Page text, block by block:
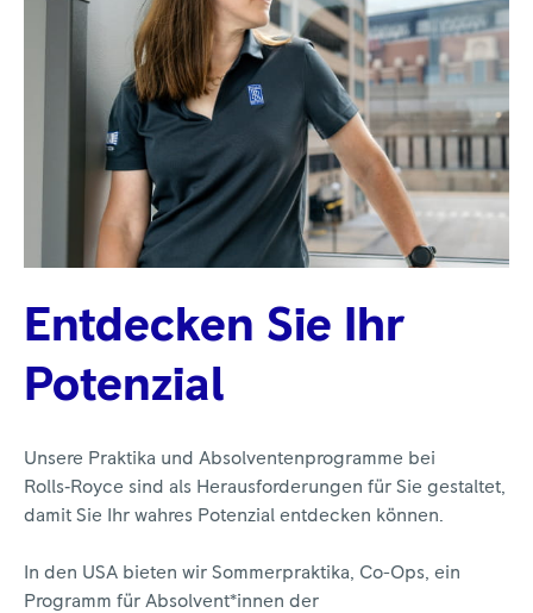
Entdecken Sie Ihr
Potenzial
Unsere Praktika und Absolventenprogramme bei
Rolls‑Royce sind als Herausforderungen für Sie gestaltet,
damit Sie Ihr wahres Potenzial entdecken können.
In den USA bieten wir Sommerpraktika, Co-Ops, ein
Programm für Absolvent*innen der